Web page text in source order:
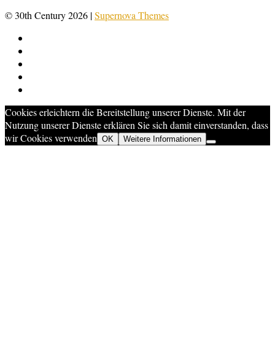
© 30th Century 2026 |Supernova Themes
Cookies erleichtern die Bereitstellung unserer Dienste. Mit der
Nutzung unserer Dienste erklären Sie sich damit einverstanden, dass
wir Cookies verwenden OK Weitere Informationen